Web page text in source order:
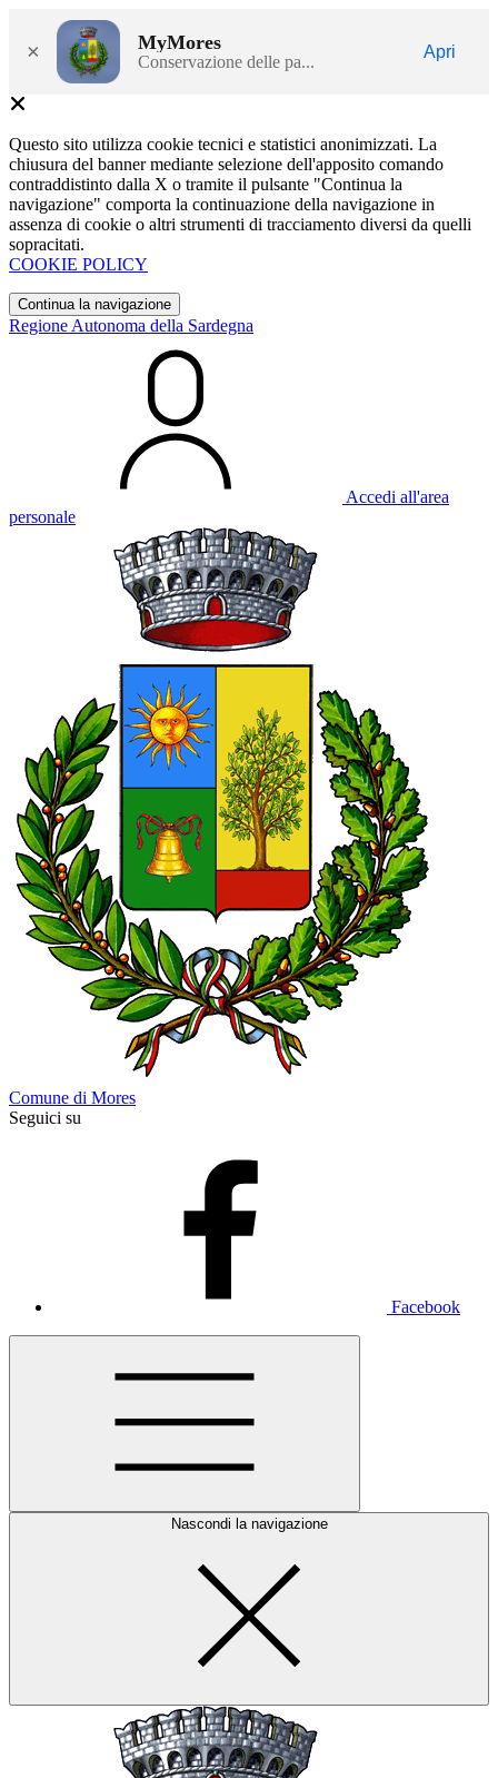
× MyMores
Conservazione delle pa...
Apri
Questo sito utilizza cookie tecnici e statistici anonimizzati. La
chiusura del banner mediante selezione dell'apposito comando
contraddistinto dalla X o tramite il pulsante "Continua la
navigazione" comporta la continuazione della navigazione in
assenza di cookie o altri strumenti di tracciamento diversi da quelli
sopracitati.
COOKIE POLICY
Continua la navigazione
Regione Autonoma della Sardegna
Accedi all'area
personale
Comune di Mores
Seguici su
Facebook
Nascondi la navigazione